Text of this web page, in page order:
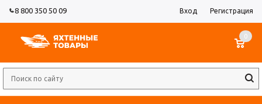
8 800 350 50 09 Вход Регистрация
0